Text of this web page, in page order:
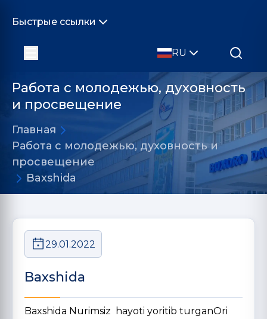
Быстрые ссылки
RU
Работа с молодежью, духовность
и просвещение
Главная
Работа с молодежью, духовность и
просвещение
Baxshida
29.01.2022
Baxshida
Baxshida Nurimsiz hayoti yoritib turganOri